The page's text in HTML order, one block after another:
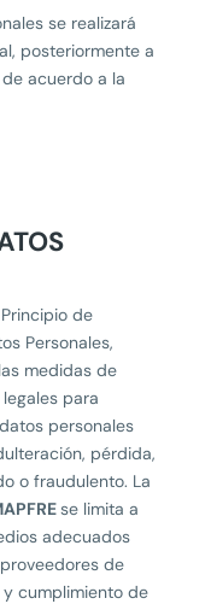
se realizará
posteriormente a
acuerdo a la
de
Personales,
medidas de
para
personales
pérdida,
o fraudulento. La
se limita a
adecuados
de
cumplimiento de